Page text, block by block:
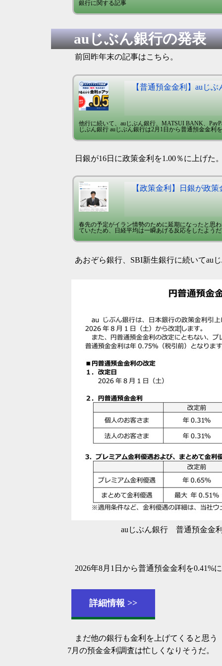
銀行に関する記事
auじぶん銀行の発表
前回昨年末の記事はこちら。
【普通預金金利】auじ
他行に続いて、auじぶん銀行、MATSUI BANK、
じぶん銀行 auじぶん銀行は2月1日から普通預金金利
日銀が16日に政策金利を1.00％に上げた
【政策金利】日銀が政
春先の予定がイラン情勢のために延期になったと思
ていたため、日経平均は一瞬あげる反応をしたよう
あおぞら銀行、SBI新生銀行に続いてau
auじぶん銀行 普通預金金
2026年8月1日から普通預金金利を0.41%
詳細情報
まだ他の銀行も金利を上げてくると思う
7月の預金金利調査は忙しくなりそうだ。